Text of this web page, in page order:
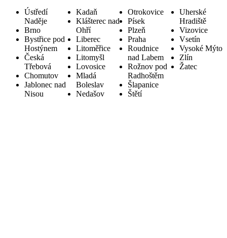
Ústředí
Naděje
Brno
Bystřice pod
Hostýnem
Česká
Třebová
Chomutov
Jablonec nad
Nisou
Kadaň
Klášterec nad
Ohří
Liberec
Litoměřice
Litomyšl
Lovosice
Mladá
Boleslav
Nedašov
Otrokovice
Písek
Plzeň
Praha
Roudnice
nad Labem
Rožnov pod
Radhoštěm
Šlapanice
Štětí
Uherské
Hradiště
Vizovice
Vsetín
Vysoké Mýto
Zlín
Žatec